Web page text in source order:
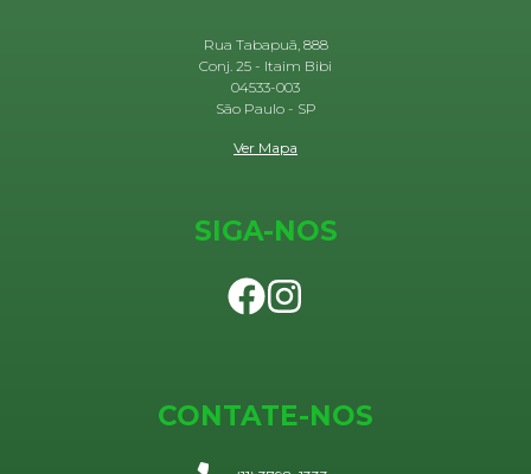
Rua Tabapuã, 888
Conj. 25 - Itaim Bibi
04533-003
São Paulo - SP
Ver Mapa
SIGA-NOS
CONTATE-NOS